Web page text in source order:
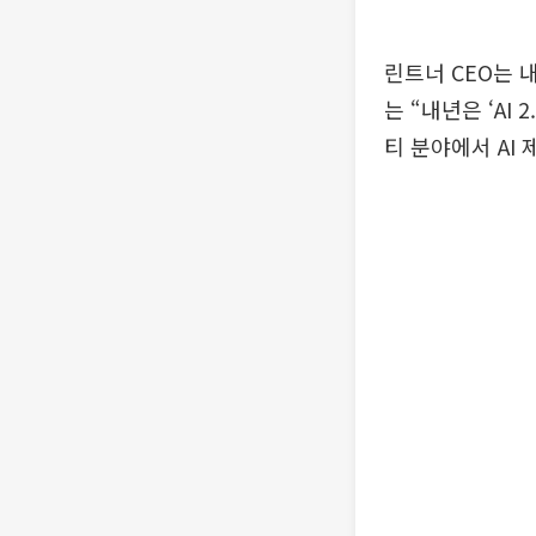
린트너 CEO는
는 “내년은 ‘AI
티 분야에서 AI